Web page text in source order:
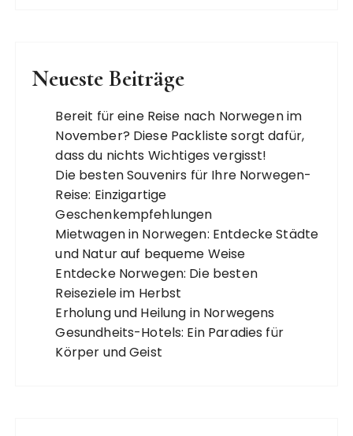
Neueste Beiträge
Bereit für eine Reise nach Norwegen im
November? Diese Packliste sorgt dafür,
dass du nichts Wichtiges vergisst!
Die besten Souvenirs für Ihre Norwegen-
Reise: Einzigartige
Geschenkempfehlungen
Mietwagen in Norwegen: Entdecke Städte
und Natur auf bequeme Weise
Entdecke Norwegen: Die besten
Reiseziele im Herbst
Erholung und Heilung in Norwegens
Gesundheits-Hotels: Ein Paradies für
Körper und Geist